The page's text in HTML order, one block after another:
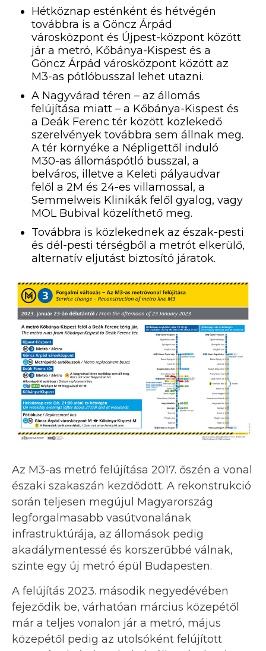
Hétköznap esténként és hétvégén
továbbra is a Göncz Árpád
városközpont és Újpest-központ között
jár a metró, Kőbánya-Kispest és a
Göncz Árpád városközpont között az
M3-as pótlóbusszal lehet utazni.
A Nagyvárad téren – az állomás
felújítása miatt – a Kőbánya-Kispest és
a Deák Ferenc tér között közlekedő
szerelvények továbbra sem állnak meg.
A tér környéke a Népligettől induló
M30-as állomáspótló busszal, a
belváros, illetve a Keleti pályaudvar
felől a 2M és 24-es villamossal, a
Semmelweis Klinikák felől gyalog, vagy
MOL Bubival közelíthető meg.
Továbbra is közlekednek az észak-pesti
és dél-pesti térségből a metrót elkerülő,
alternatív eljutást biztosító járatok.
Az M3-as metró felújítása 2017. őszén a vonal
északi szakaszán kezdődött. A rekonstrukció
során teljesen megújul Magyarország
legforgalmasabb vasútvonalának
infrastruktúrája, az állomások pedig
akadálymentessé és korszerűbbé válnak,
szinte egy új metró épül Budapesten.
A felújítás 2023. második negyedévében
fejeződik be, várhatóan március közepétől
már a teljes vonalon jár a metró, május
közepétől pedig az utolsóként felújított